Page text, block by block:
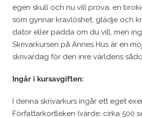
egen skull och nu vill prova; en
som gynnar kravlöshet, glädje och
dator eller padda om du vill, men
Skrivarkursen på Annes Hus är en
skrivardag för den inre världens
Ingår i kursavgiften:
I denna skrivarkurs ingår ett eget
Författarkortleken (värde: cirka 500